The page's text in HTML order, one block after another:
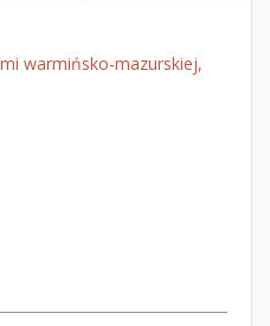
warmińsko-mazurskiej,